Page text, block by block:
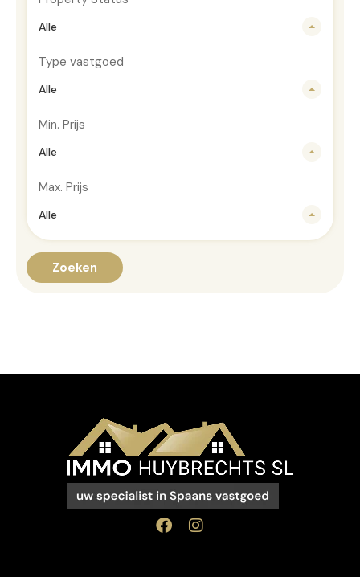
Alle
Type vastgoed
Alle
Min. Prijs
Alle
Max. Prijs
Alle
Zoeken